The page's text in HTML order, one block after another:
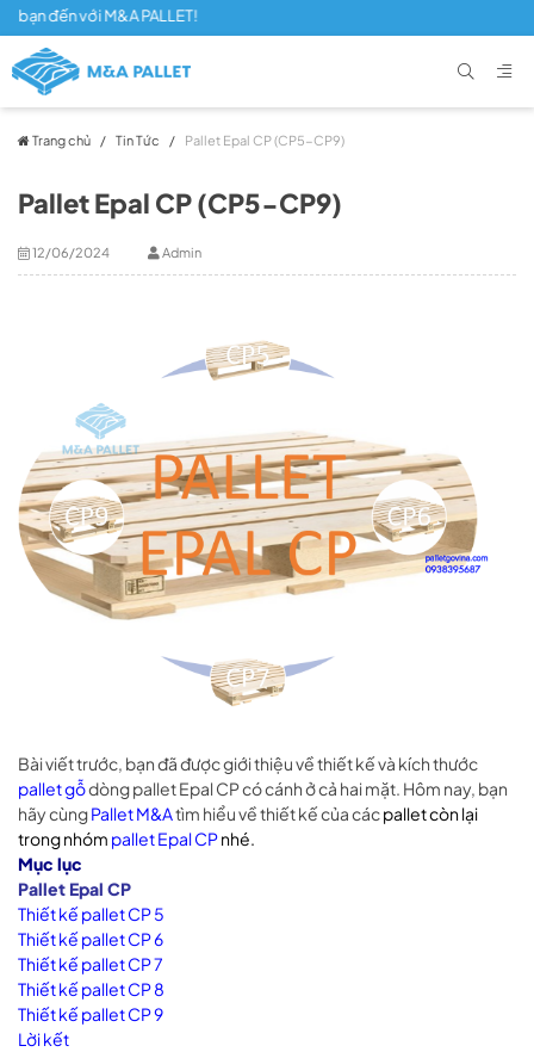
đến với M&A PALLET!
Trang chủ / Tin Tức / Pallet Epal CP (CP5-CP9)
Pallet Epal CP (CP5-CP9)
12/06/2024 Admin
Bài viết trước, bạn đã được giới thiệu về thiết kế và kích thước
pallet gỗdòng pallet Epal CP có cánh ở cả hai mặt. Hôm nay, bạn
hãy cùngPallet M&Atìm hiểu về thiết kế của cácpallet còn lại
trong nhóm pallet Epal CPnhé.
Mục lục
Pallet Epal CP
Thiết kế pallet CP 5
Thiết kế pallet CP 6
Thiết kế pallet CP 7
Thiết kế pallet CP 8
Thiết kế pallet CP 9
Lời kết